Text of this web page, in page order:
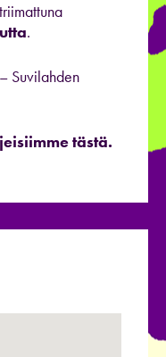
.
Suvilahden
tästä.